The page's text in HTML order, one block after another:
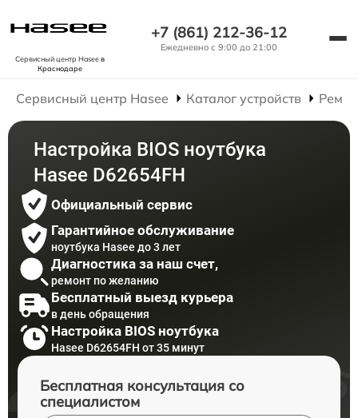
Сервисный центр Haseeв
Краснодаре
+7 (861) 212-36-12
Ежедневно с 9:00 до 21:00
Сервисный центр Hasee Каталог устройств
Настройка BIOS ноутбука
Hasee D62654FH
Официальный сервис
Гарантийное обслуживание
ноутбука Hasee до 3 лет
Диагностика за наш счет,
ремонт по желанию
Бесплатный выезд курьера
в день обращения
Настройка BIOS ноутбука
Hasee D62654FH от 35 минут
Бесплатная консультация со
специалистом